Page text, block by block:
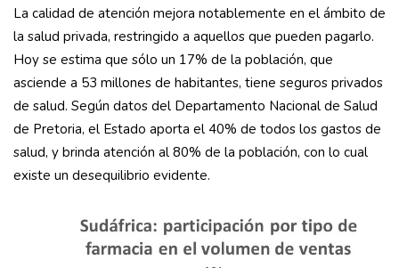
La calidad de atención mejora notablemente en el ámbito de
la salud privada, restringido a aquellos que pueden pagarlo.
Hoy se estima que sólo un 17% de la población, que
asciende a 53 millones de habitantes, tiene seguros privados
de salud. Según datos del Departamento Nacional de Salud
de Pretoria, el Estado aporta el 40% de todos los gastos de
salud, y brinda atención al 80% de la población, con lo cual
existe un desequilibrio evidente.